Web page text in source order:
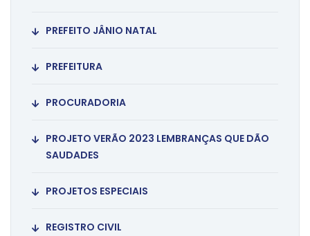
PREFEITO JÂNIO NATAL
PREFEITURA
PROCURADORIA
PROJETO VERÃO 2023 LEMBRANÇAS QUE DÃO
SAUDADES
PROJETOS ESPECIAIS
REGISTRO CIVIL